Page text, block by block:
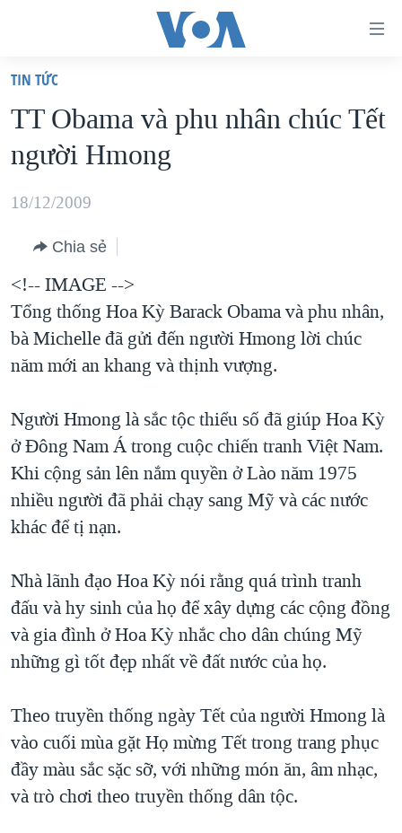
truy
cập
Tới
dung
chính
điều
hướng
chính
Đi
"Tìm"
VIỆT NAM
HOA KỲ
BIỂN ĐÔNG
BLOG
DIỄN ĐÀN
MỤC
TỰ DO BÁO CHÍ
NGƯỜI VIỆT HẢI NGOẠI
ĐỜI SỐNG
KINH TẾ
KHOA HỌC
VĂN HOÁ
THỂ THAO
GIÁO DỤC
CHUYÊN ĐỀ
HÀNH TRÌNH BẦU CỬ 2024
MỘT NĂM CHIẾN TRANH TẠI DẢI GAZA
GIẢI MÃ VÀNH ĐAI & CON ĐƯỜNG
NGÀY TỊ NẠN THẾ GIỚI
GROUND ZERO – XƯA VÀ NAY
CHI PHÍ CHIẾN TRANH AFGHANISTAN
CÁC GIÁ TRỊ CỘNG HÒA Ở VIỆT NAM
TRỊNH VĨNH BÌNH VS. CHÍNH PHỦ VIỆT NAM
NGƯ DÂN VIỆT VÀ LÀN SÓNG TRỘM HẢI SÂM
BÊN KIA QUỐC LỘ: TIẾNG VỌNG TỪ NÔNG THÔN MỸ
VIDEO
NGHE
MẠNG XÃ HỘI
Ngôn ngữ khác
TIN TỨC
TT Obama và phu nhân chúc Tết
người Hmong
18/12/2009
Chia sẻ
<!-- IMAGE -->
Tổng thống Hoa Kỳ Barack Obama và phu nhân,
bà Michelle đã gửi đến người Hmong lời chúc
năm mới an khang và thịnh vượng.
Người Hmong là sắc tộc thiểu số đã giúp Hoa Kỳ
ở Đông Nam Á trong cuộc chiến tranh Việt Nam.
Khi cộng sản lên nắm quyền ở Lào năm 1975
nhiều người đã phải chạy sang Mỹ và các nước
khác để tị nạn.
Nhà lãnh đạo Hoa Kỳ nói rằng quá trình tranh
đấu và hy sinh của họ để xây dựng các cộng đồng
và gia đình ở Hoa Kỳ nhắc cho dân chúng Mỹ
những gì tốt đẹp nhất về đất nước của họ.
Theo truyền thống ngày Tết của người Hmong là
vào cuối mùa gặt Họ mừng Tết trong trang phục
đầy màu sắc sặc sỡ, với những món ăn, âm nhạc,
và trò chơi theo truyền thống dân tộc.